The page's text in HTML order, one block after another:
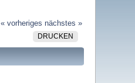
« vorheriges nächstes »
DRUCKEN